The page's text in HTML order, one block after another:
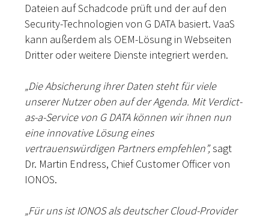
Dateien auf Schadcode prüft und der auf den
Security-Technologien von G DATA basiert. VaaS
kann außerdem als OEM-Lösung in Webseiten
Dritter oder weitere Dienste integriert werden.
„Die Absicherung ihrer Daten steht für viele
unserer Nutzer oben auf der Agenda. Mit Verdict-
as-a-Service von G DATA können wir ihnen nun
eine innovative Lösung eines
vertrauenswürdigen Partners empfehlen”,sagt
Dr. Martin Endress, Chief Customer Officer von
IONOS.
„Für uns ist IONOS als deutscher Cloud-Provider